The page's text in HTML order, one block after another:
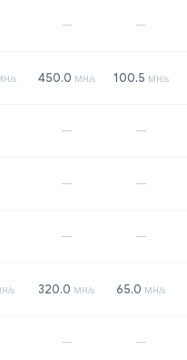
— —
s 450.0 MH/s 100.5 MH/s
— —
— —
— —
s 320.0 MH/s 65.0 MH/s
— —